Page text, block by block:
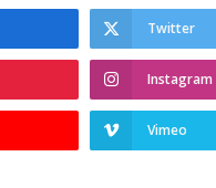
Twitter
Instagram
Vimeo